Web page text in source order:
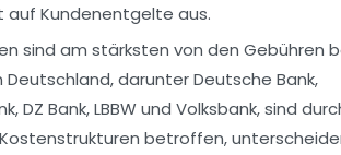
auf Kundenentgelte aus.
sind am stärksten von den Gebühren
Deutschland, darunter Deutsche Bank,
DZ Bank, LBBW und Volksbank, sind
betroffen,